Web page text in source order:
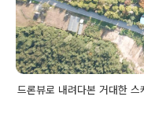
드론뷰로 내려다본 거대한